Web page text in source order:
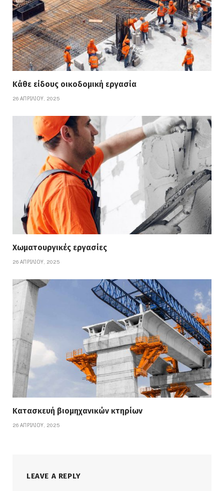
Κάθε είδους οικοδομική εργασία
26 ΑΠΡΙΛΊΟΥ, 2025
Χωματουργικές εργασίες
26 ΑΠΡΙΛΊΟΥ, 2025
Κατασκευή βιομηχανικών κτηρίων
26 ΑΠΡΙΛΊΟΥ, 2025
LEAVE A REPLY